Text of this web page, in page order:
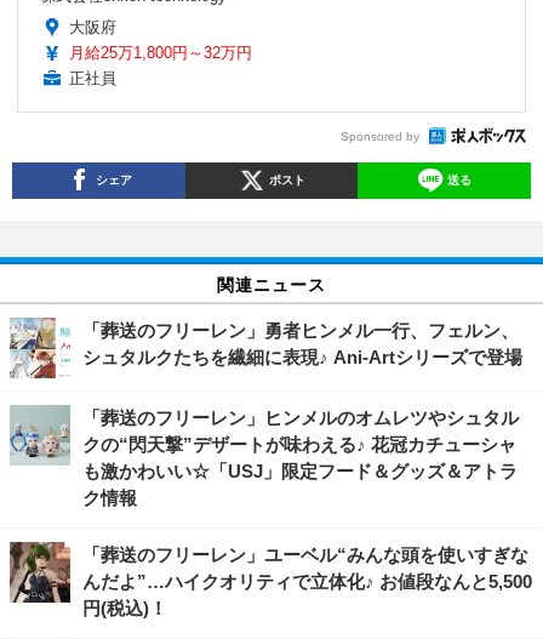
大阪府
月給25万1,800円～32万円
正社員
Sponsored by
シェア ポスト 送る
関連ニュース
「葬送のフリーレン」勇者ヒンメル一行、フェルン、
シュタルクたちを繊細に表現♪ Ani-Artシリーズで登場
「葬送のフリーレン」ヒンメルのオムレツやシュタル
クの“閃天撃”デザートが味わえる♪ 花冠カチューシャ
も激かわいい☆「USJ」限定フード＆グッズ＆アトラ
ク情報
「葬送のフリーレン」ユーベル“みんな頭を使いすぎな
んだよ”…ハイクオリティで立体化♪ お値段なんと5,500
円(税込)！